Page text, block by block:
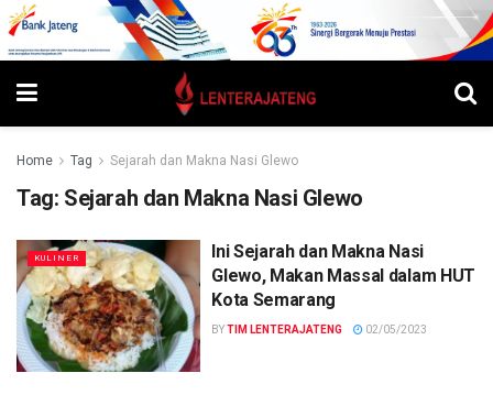
Home Tag Sejarah dan Makna Nasi Glewo
Tag: Sejarah dan Makna Nasi Glewo
KULINER
Ini Sejarah dan Makna Nasi
Glewo, Makan Massal dalam HUT
Kota Semarang
BYTIM LENTERAJATENG 02/05/2023